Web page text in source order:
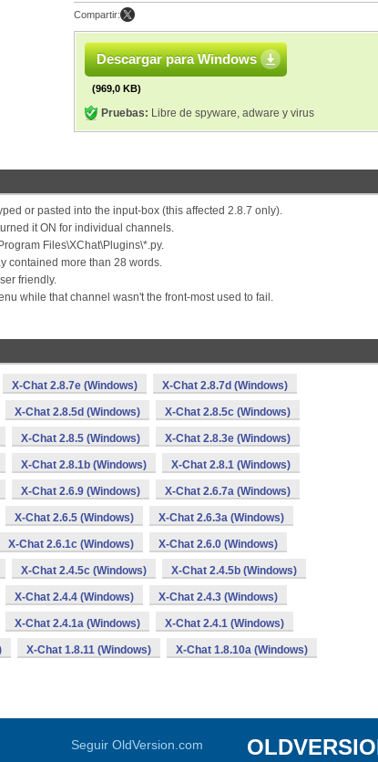
Compartir:
Descargar para Windows
(969,0 KB)
Pruebas: Libre de spyware, adware y virus
or pasted into the input-box (this affected 2.8.7 only).
it ON for individual channels.
Files\XChat\Plugins\*.py.
contained more than 28 words.
friendly.
while that channel wasn't the front-most used to fail.
X-Chat 2.8.7e (Windows) X-Chat 2.8.7d (Windows)
X-Chat 2.8.5d (Windows) X-Chat 2.8.5c (Windows)
X-Chat 2.8.5 (Windows) X-Chat 2.8.3e (Windows)
X-Chat 2.8.1b (Windows) X-Chat 2.8.1 (Windows)
X-Chat 2.6.9 (Windows) X-Chat 2.6.7a (Windows)
X-Chat 2.6.5 (Windows) X-Chat 2.6.3a (Windows)
X-Chat 2.6.1c (Windows) X-Chat 2.6.0 (Windows)
X-Chat 2.4.5c (Windows) X-Chat 2.4.5b (Windows)
X-Chat 2.4.4 (Windows) X-Chat 2.4.3 (Windows)
X-Chat 2.4.1a (Windows) X-Chat 2.4.1 (Windows)
X-Chat 1.8.11 (Windows) X-Chat 1.8.10a (Windows)
Seguir OldVersion.com